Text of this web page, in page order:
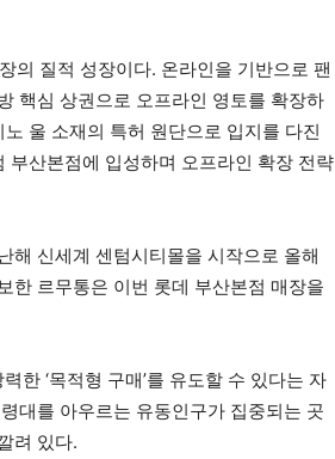
의 질적 성장이다. 온라인을 기반으로 팬
핵심 상권으로 오프라인 영토를 확장하
울 소재의 특허 원단으로 입지를 다진
부산본점에 입성하며 오프라인 확장 전략
해 신세계 센텀시티몰을 시작으로 올해
한 르무통은 이번 롯데 부산본점 매장을
한 ‘목적형 구매’를 유도할 수 있다는 자
대를 아우르는 유동인구가 집중되는 곳
려 있다.